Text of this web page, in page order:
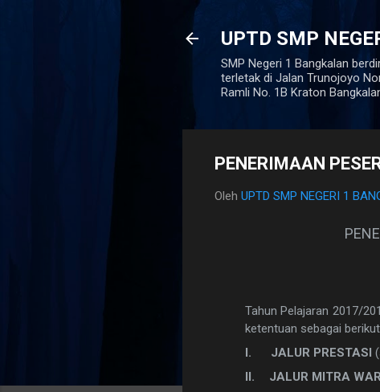
UPTD SMP
SMP Negeri 1 Bangkalan
terletak di Jalan Trunojoyo
Ramli No. 1B Kraton
PENERIMAAN
Oleh UPTD SMP NEGERI 1
Tahun Pelajaran 201 7/201
ketentuan sebagai
I.
JALUR PRESTASI
II.
JALUR MITRA